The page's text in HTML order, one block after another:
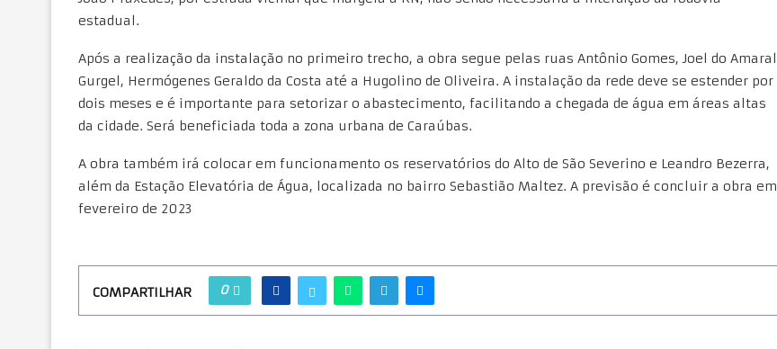
estadual.
Após a realização da instalação no primeiro trecho, a obra segue pelas ruas Antônio Gomes, Joel do Amaral
Gurgel, Hermógenes Geraldo da Costa até a Hugolino de Oliveira. A instalação da rede deve se estender por
dois meses e é importante para setorizar o abastecimento, facilitando a chegada de água em áreas altas
da cidade. Será beneficiada toda a zona urbana de Caraúbas.
A obra também irá colocar em funcionamento os reservatórios do Alto de São Severino e Leandro Bezerra,
além da Estação Elevatória de Água, localizada no bairro Sebastião Maltez. A previsão é concluir a obra em
fevereiro de 2023
COMPARTILHAR 0